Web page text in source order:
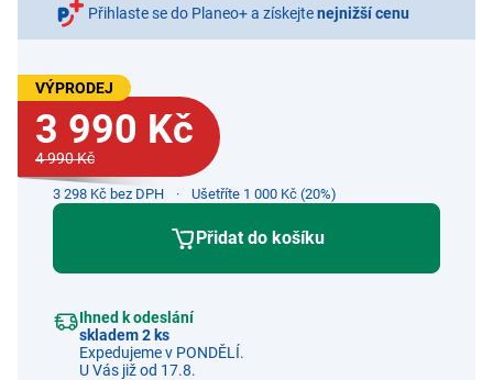
Přihlaste se do Planeo+ a získejtenejnižší cenu
VÝPRODEJ
3 990 Kč
4 990 Kč
3 298 Kč bez DPH Ušetříte 1 000 Kč (20%)
Přidat do košíku
Ihned k odeslání
skladem 2 ks
Expedujeme v PONDĚLÍ.
U Vás již od 17.8.